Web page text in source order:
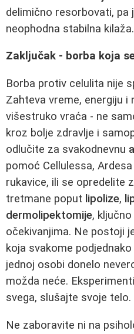
delimično resorbovati,
neophodna stabilna kilaža.
Zaključak - borba koja
Borba protiv celulita nije
Zahteva vreme, energiju i
višestruko vraća - ne
kroz bolje zdravlje i
odlučite za svakodnevnu
pomoć Cellulessa,
rukavice, ili se opredelite
tretmane poput lipolize,
dermolipektomije,
očekivanjima. Ne postoji
koja svakome
jednoj osobi donelo
možda neće.
svega, slušajte svoje telo.
Ne zaboravite ni na